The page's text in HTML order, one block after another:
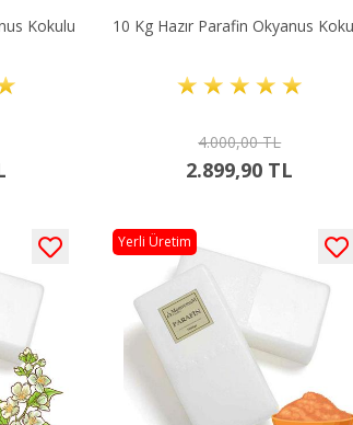
Kokulu 10 Kg Hazır Parafin Okyanus
4.000,00 TL
2.899,90 TL
Yerli Üretim